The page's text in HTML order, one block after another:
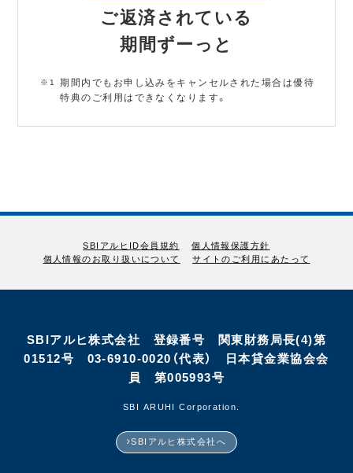
ご返済されている
期間ずーっと
期間内でもお申し込みをキャンセルされた場合は優待
特典のご利用はできなくなります。
SBIアルヒID会員規約
個人情報保護方針
個人情報のお取り扱いについて
サイトのご利用にあたって
SBIアルヒ株式会社 登録番号 関東財務局長(4)第
01512号 03-6910-0020（代表） 日本貸金業協会会
員 第005993号
©SBI ARUHI Corporation.
SBIアルヒ株式会社へ